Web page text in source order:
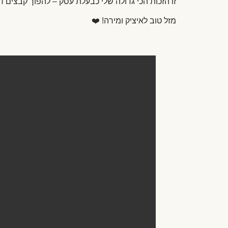
מזל טוב לאיציק ומירה! ❤️